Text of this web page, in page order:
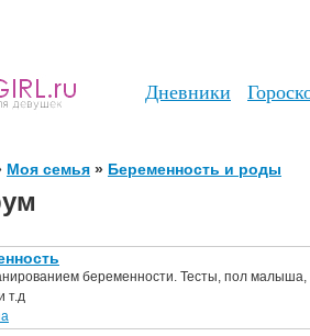
Дневники
Моя семья » Беременность и роды
беременности. Тесты, пол малыша,
т.д